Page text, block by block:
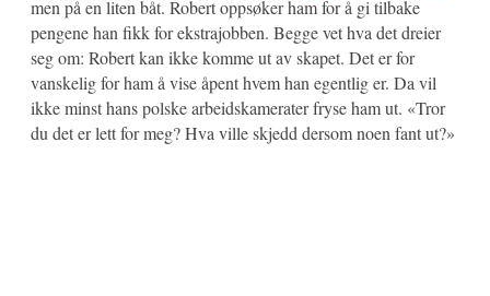
men på en liten båt. Robert oppsøker ham for å gi tilbake
pengene han fikk for ekstrajobben. Begge vet hva det dreier
seg om: Robert kan ikke komme ut av skapet. Det er for
vanskelig for ham å vise åpent hvem han egentlig er. Da vil
ikke minst hans polske arbeidskamerater fryse ham ut. «Tror
du det er lett for meg? Hva ville skjedd dersom noen fant ut?»